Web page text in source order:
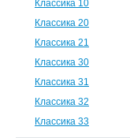
Классика 10
Классика 20
Классика 21
Классика 30
Классика 31
Классика 32
Классика 33